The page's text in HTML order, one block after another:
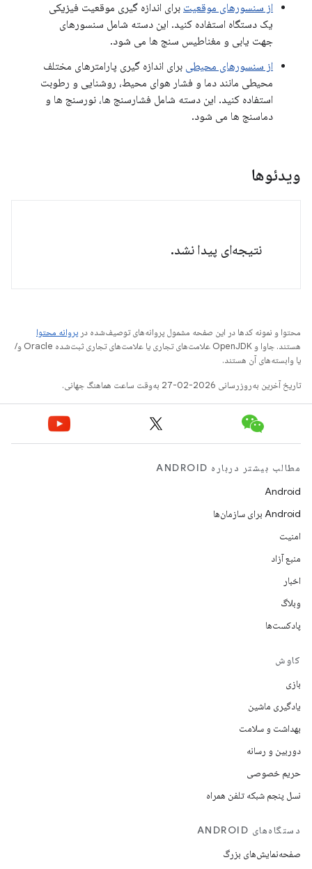
از سنسورهای موقعیت برای اندازه گیری موقعیت فیزیکی
یک دستگاه استفاده کنید. این دسته شامل سنسورهای
جهت یابی و مغناطیس سنج ها می شود.
از سنسورهای محیطی برای اندازه گیری پارامترهای مختلف
محیطی مانند دما و فشار هوای محیط، روشنایی و رطوبت
استفاده کنید. این دسته شامل فشارسنج ها، نورسنج ها و
دماسنج ها می شود.
ویدئوها
نتیجه‌ای پیدا نشد.
محتوا و نمونه کدها در این صفحه مشمول پروانه‌های توصیف‌شده در پروانه محتوا
هستند. جاوا و OpenJDK علامت‌های تجاری یا علامت‌های تجاری ثبت‌شده Oracle و/
یا وابسته‌های آن هستند.
تاریخ آخرین به‌روزرسانی 2026-02-27 به‌وقت ساعت هماهنگ جهانی.
مطالب بیشتر درباره ANDROID
Android
Android برای سازمان‌ها
امنیت
منبع آزاد
اخبار
وبلاگ
پادکست‌ها
کاوش
بازی
یادگیری ماشین
بهداشت و سلامت
دوربین و رسانه
حریم خصوصی
نسل پنجم شبکه تلفن همراه
دستگاه‌های ANDROID
صفحه‌نمایش‌های بزرگ